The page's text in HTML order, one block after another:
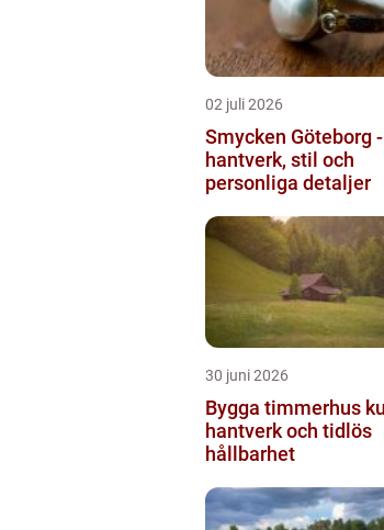
02 juli 2026
Smycken Göteborg -
hantverk, stil och
personliga detaljer
30 juni 2026
Bygga timmerhus kunskap,
hantverk och tidlös
hållbarhet